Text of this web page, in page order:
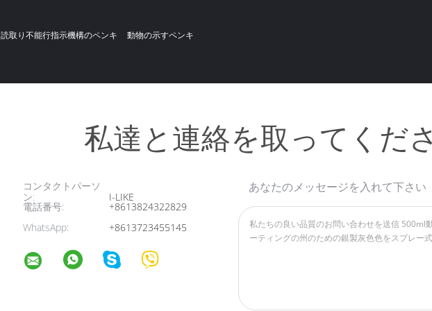
読取り不能行指示機構のペンキ 動物の示すペンキ
私達と連絡を取ってくだ
コンタクトパーソ
ン:
I-LIKE
電話番号:
+8613824322829
WhatsApp:
+8613723455145
あなたのメッセージを入れて下さい